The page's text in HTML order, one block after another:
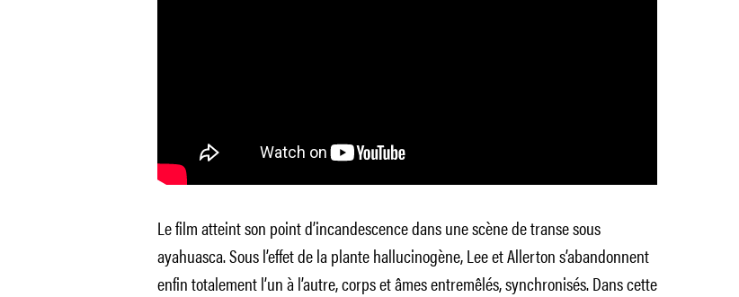
Le film atteint son point d’incandescence dans une scène de transe sous
ayahuasca. Sous l’effet de la plante hallucinogène, Lee et Allerton s’abandonnent
enfin totalement l’un à l’autre, corps et âmes entremêlés, synchronisés. Dans cette